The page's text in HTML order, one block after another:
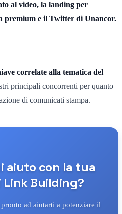
al video, la landing per
premium e il Twitter di Unancor.
correlate alla tematica del
principali concorrenti per quanto
di comunicati stampa.
aiuto con la tua
Building?
ad aiutarti a potenziare il